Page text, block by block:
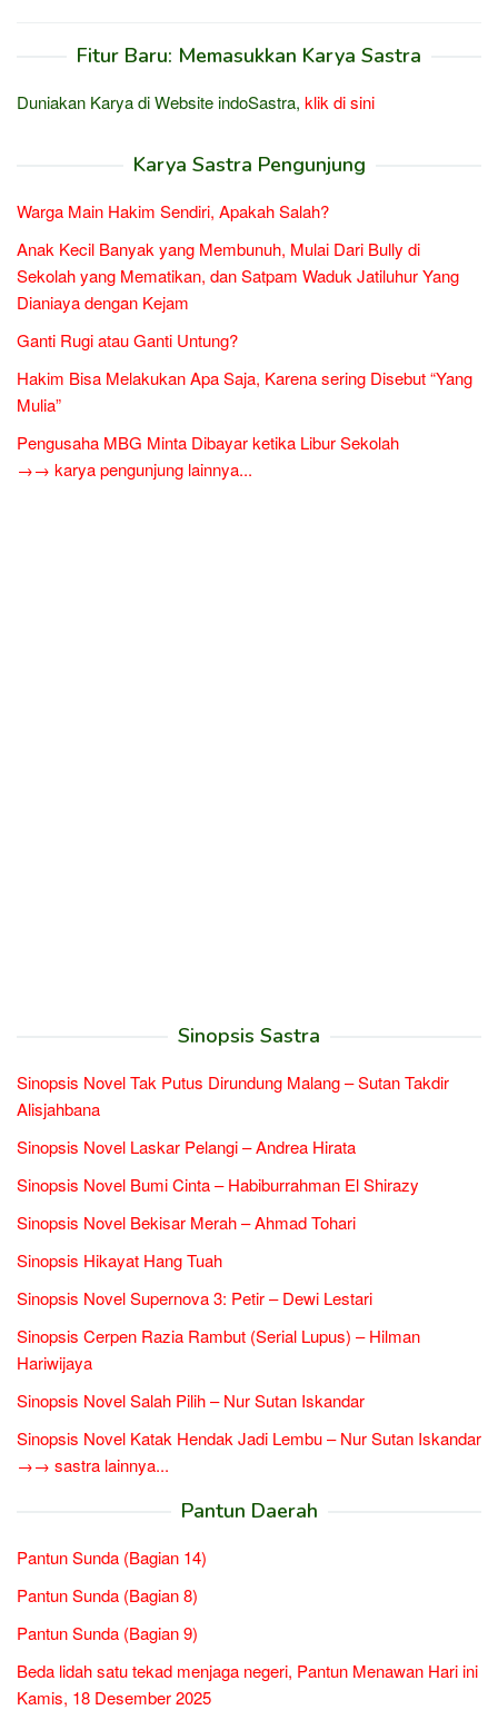
Fitur Baru: Memasukkan Karya Sastra
Duniakan Karya di Website indoSastra, klik di sini
Karya Sastra Pengunjung
Warga Main Hakim Sendiri, Apakah Salah?
Anak Kecil Banyak yang Membunuh, Mulai Dari Bully di
Sekolah yang Mematikan, dan Satpam Waduk Jatiluhur Yang
Dianiaya dengan Kejam
Ganti Rugi atau Ganti Untung?
Hakim Bisa Melakukan Apa Saja, Karena sering Disebut “Yang
Mulia”
Pengusaha MBG Minta Dibayar ketika Libur Sekolah
→→ karya pengunjung lainnya...
Sinopsis Sastra
Sinopsis Novel Tak Putus Dirundung Malang – Sutan Takdir
Alisjahbana
Sinopsis Novel Laskar Pelangi – Andrea Hirata
Sinopsis Novel Bumi Cinta – Habiburrahman El Shirazy
Sinopsis Novel Bekisar Merah – Ahmad Tohari
Sinopsis Hikayat Hang Tuah
Sinopsis Novel Supernova 3: Petir – Dewi Lestari
Sinopsis Cerpen Razia Rambut (Serial Lupus) – Hilman
Hariwijaya
Sinopsis Novel Salah Pilih – Nur Sutan Iskandar
Sinopsis Novel Katak Hendak Jadi Lembu – Nur Sutan Iskandar
→→ sastra lainnya...
Pantun Daerah
Pantun Sunda (Bagian 14)
Pantun Sunda (Bagian 8)
Pantun Sunda (Bagian 9)
Beda lidah satu tekad menjaga negeri, Pantun Menawan Hari ini
Kamis, 18 Desember 2025